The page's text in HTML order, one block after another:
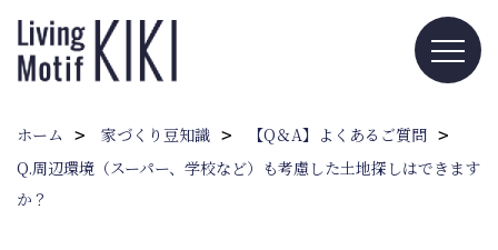
ホーム 家づくり豆知識
【Q＆A】よくあるご質問
Q.周辺環境（スーパー、学校など）も考慮した土地探しはできます
か？